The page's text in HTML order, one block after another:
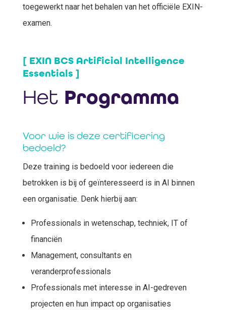
toegewerkt naar het behalen van het officiële EXIN-
examen.
[ EXIN BCS Artificial Intelligence
Essentials ]
Het Programma
Voor wie is deze certificering
bedoeld?
Deze training is bedoeld voor iedereen die
betrokken is bij of geïnteresseerd is in AI binnen
een organisatie. Denk hierbij aan:
Professionals in wetenschap, techniek, IT of
financiën
Management, consultants en
veranderprofessionals
Professionals met interesse in AI-gedreven
projecten en hun impact op organisaties